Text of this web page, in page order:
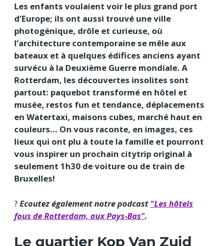
Les enfants voulaient voir le plus grand port
d’Europe; ils ont aussi trouvé une ville
photogénique, drôle et curieuse, où
l’architecture contemporaine se mêle aux
bateaux et à quelques édifices anciens ayant
survécu à la Deuxième Guerre mondiale. A
Rotterdam, les découvertes insolites sont
partout: paquebot transformé en hôtel et
musée, restos fun et tendance, déplacements
en Watertaxi, maisons cubes, marché haut en
couleurs… On vous raconte, en images, ces
lieux qui ont plu à toute la famille et pourront
vous inspirer un prochain citytrip original à
seulement 1h30 de voiture ou de train de
Bruxelles!
?️ Ecoutez également notre podcast "Les hôtels
fous de Rotterdam, aux Pays-Bas".
Le quartier Kop Van Zuid